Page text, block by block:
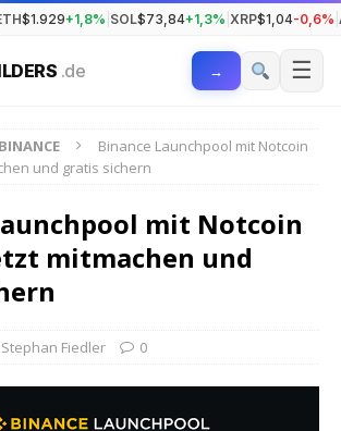
$1.929+1,8% SOL$73,84+1,3% XRP$1,04-0,6%
.de → ☰
BINANCE
Binance Launchpool mit Notcoin
und gratis sichern
mit Notcoin
mitmachen und
Stephan Fiedler 0